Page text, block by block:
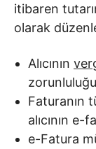
itibaren
olarak
Alıcının
Faturanın
alıcının
e-Fatura